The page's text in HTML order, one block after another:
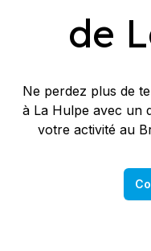
de
Ne perdez plus de
à La Hulpe avec un
votre activité au